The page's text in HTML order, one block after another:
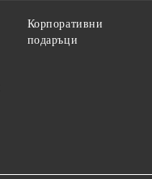
Корпоративни
подаръци